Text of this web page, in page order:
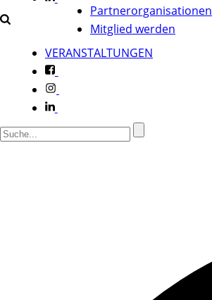
Partnerorganisationen
Mitglied werden
VERANSTALTUNGEN
f
l